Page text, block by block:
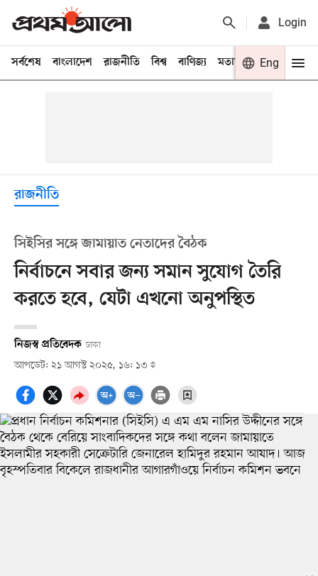
Login
সর্বশেষ বাংলাদেশ রাজনীতি বিশ্ব বাণিজ্য মতামত খেলা
Eng
রাজনীতি
সিইসির সঙ্গে জামায়াত নেতাদের বৈঠক
নির্বাচনে সবার জন্য সমান সুযোগ তৈরি
করতে হবে, যেটা এখনো অনুপস্থিত
নিজস্ব প্রতিবেদক ঢাকা
আপডেট: ২১ আগস্ট ২০২৫, ১৬: ১৩